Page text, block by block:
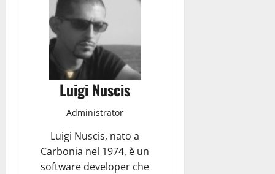
Luigi Nuscis
Administrator
Luigi Nuscis, nato a
Carbonia nel 1974, è un
software developer che